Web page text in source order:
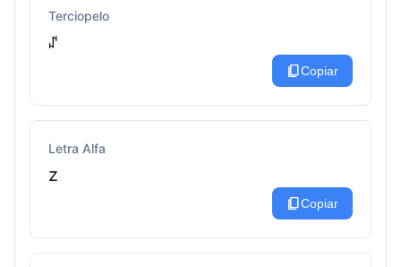
Terciopelo
ꁴ
content_copyCopiar
Letra Alfa
z
content_copyCopiar